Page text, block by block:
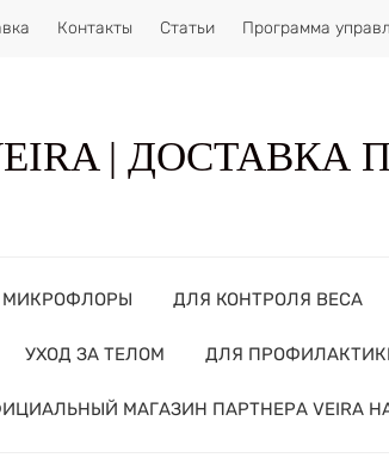
Контакты Статьи Программа
| ДОСТАВКА
ДЛЯ КОНТРОЛЯ ВЕСА
УХОД ЗА ТЕЛОМ ДЛЯ
МАГАЗИН ПАРТНЕРА VEIRA